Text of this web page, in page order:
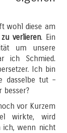
wohl diese am
verlieren. Ein
um unsere
ich Schmied.
Ich bin
dasselbe tut –
besser?
vor Kurzem
wirkte, wird
ich, wenn nicht